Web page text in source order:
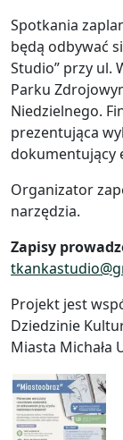
Spotkania
będą odbywać
Studio” przy ul.
Parku
Niedzielnego.
prezentująca
dokumentujący
Organizator
narzędzia.
Zapisy
Projekt jest
Dziedzinie
Miasta Michała